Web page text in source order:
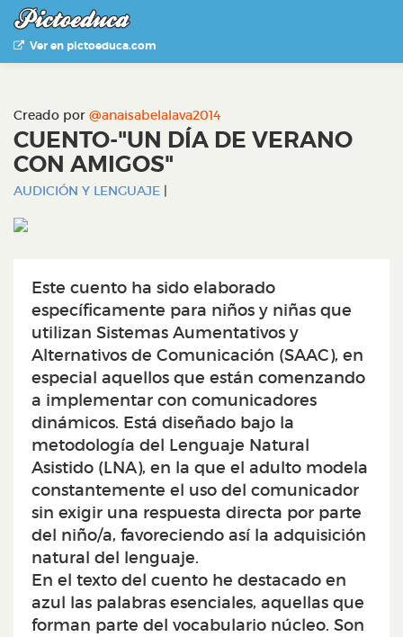
Ver en pictoeduca.com
Creado por @anaisabelalava2014
CUENTO-"UN DÍA DE VERANO
CON AMIGOS"
AUDICIÓN Y LENGUAJE |
Este cuento ha sido elaborado
específicamente para niños y niñas que
utilizan Sistemas Aumentativos y
Alternativos de Comunicación (SAAC), en
especial aquellos que están comenzando
a implementar con comunicadores
dinámicos. Está diseñado bajo la
metodología del Lenguaje Natural
Asistido (LNA), en la que el adulto modela
constantemente el uso del comunicador
sin exigir una respuesta directa por parte
del niño/a, favoreciendo así la adquisición
natural del lenguaje.
En el texto del cuento he destacado en
azul las palabras esenciales, aquellas que
forman parte del vocabulario núcleo. Son